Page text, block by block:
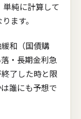
純に計算して
ます。
和（国債購
・長期金利急
了した時と限
誰にも予想で